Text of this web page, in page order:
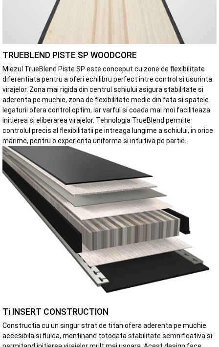
TRUEBLEND PISTE SP WOODCORE
Miezul TrueBlend Piste SP este conceput cu zone de flexibilitate
diferentiata pentru a oferi echilibru perfect intre control si usurinta
virajelor. Zona mai rigida din centrul schiului asigura stabilitate si
aderenta pe muchie, zona de flexibilitate medie din fata si spatele
legaturii ofera control optim, iar varful si coada mai moi faciliteaza
initierea si eliberarea virajelor. Tehnologia TrueBlend permite
controlul precis al flexibilitatii pe intreaga lungime a schiului, in orice
marime, pentru o experienta uniforma si intuitiva pe partie.
Ti INSERT CONSTRUCTION
Constructia cu un singur strat de titan ofera aderenta pe muchie
accesibila si fluida, mentinand totodata stabilitate semnificativa si